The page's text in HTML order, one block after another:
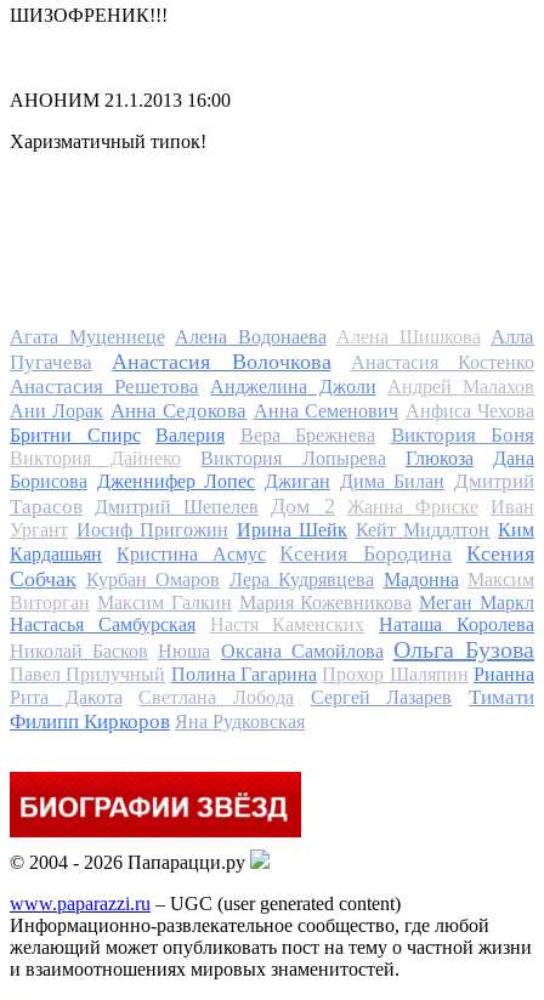
ШИЗОФРЕНИК!!!
АНОНИМ 21.1.2013 16:00
Харизматичный типок!
Агата Муцениеце Алена Водонаева Алена Шишкова Алла
Пугачева
Анастасия Волочкова Анастасия Костенко
Анастасия Решетова Анджелина Джоли
Андрей Малахов
Ани Лорак Анна Седокова Анна Семенович Анфиса Чехова
Бритни Спирс
Валерия Вера Брежнева Виктория Боня
Виктория Дайнеко Виктория Лопырева Глюкоза
Дана
Борисова Дженнифер Лопес Джиган Дима Билан Дмитрий
Тарасов
Дмитрий Шепелев Дом 2 Жанна Фриске
Иван
Ургант Иосиф Пригожин Ирина Шейк Кейт Миддлтон Ким
Кардашьян
Кристина Асмус Ксения Бородина
Ксения
Собчак Курбан Омаров Лера Кудрявцева Мадонна Максим
Виторган Максим Галкин Мария Кожевникова Меган Маркл
Настасья Самбурская
Настя Каменских
Наташа Королева
Николай Басков Нюша Оксана Самойлова Ольга Бузова
Павел Прилучный Полина Гагарина Прохор Шаляпин Рианна
Рита Дакота
Светлана Лобода Сергей Лазарев
Тимати
Филипп Киркоров Яна Рудковская
© 2004 - 2026 Папарацци.ру
www.paparazzi.ru – UGC (user generated content)
Информационно-развлекательное сообщество, где любой
желающий может опубликовать пост на тему о частной жизни
и взаимоотношениях мировых знаменитостей.